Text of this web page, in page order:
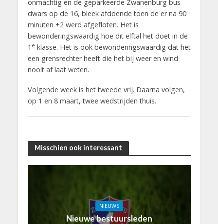
onmachtig en de geparkeerde Zwanenburg bus
dwars op de 16, bleek afdoende toen de er na 90
minuten +2 werd afgefloten. Het is
bewonderingswaardig hoe dit elftal het doet in de
1 e klasse. Het is ook bewonderingswaardig dat het
een grensrechter heeft die het bij weer en wind
nooit af laat weten.
Volgende week is het tweede vrij. Daarna volgen,
op 1 en 8 maart, twee wedstrijden thuis.
Misschien ook interessant
NIEUWS
Nieuwe bestuursleden